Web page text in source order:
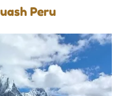
Peru